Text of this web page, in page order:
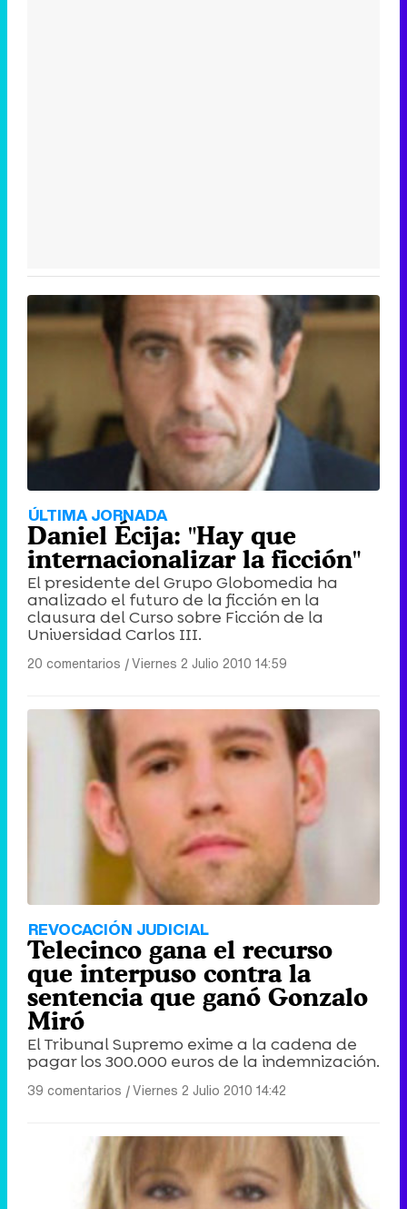
ÚLTIMA JORNADA
Daniel Écija: "Hay que
internacionalizar la ficción"
El presidente del Grupo Globomedia ha
analizado el futuro de la ficción en la
clausura del Curso sobre Ficción de la
Universidad Carlos III.
20 comentarios |Viernes 2 Julio 2010 14:59
REVOCACIÓN JUDICIAL
Telecinco gana el recurso
que interpuso contra la
sentencia que ganó Gonzalo
Miró
El Tribunal Supremo exime a la cadena de
pagar los 300.000 euros de la indemnización.
39 comentarios |Viernes 2 Julio 2010 14:42